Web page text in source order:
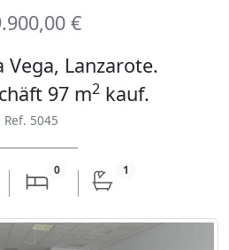
€
Vega, Lanzarote.
97 m2 kauf.
Ref. 5045
0 1